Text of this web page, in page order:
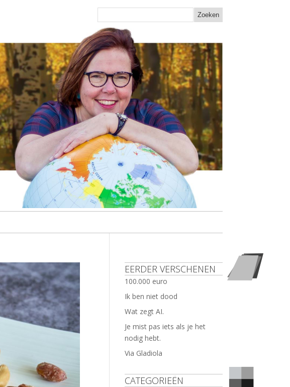
EERDER VERSCHENEN
100.000 euro
Ik ben niet dood
Wat zegt AI.
Je mist pas iets als je het
nodig hebt.
Via Gladiola
CATEGORIEËN